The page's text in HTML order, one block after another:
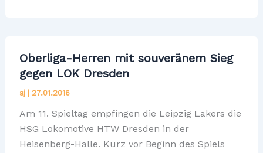
Oberliga-Herren mit souveränem Sieg
gegen LOK Dresden
aj 27.01.2016
Am 11. Spieltag empfingen die Leipzig Lakers die
HSG Lokomotive HTW Dresden in der
Heisenberg-Halle. Kurz vor Beginn des Spiels